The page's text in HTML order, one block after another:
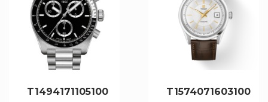
T1494171105100 T1574071603100